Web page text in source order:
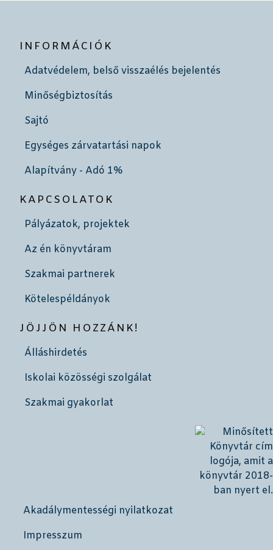
INFORMÁCIÓK
Adatvédelem, belső visszaélés bejelentés
Minőségbiztosítás
Sajtó
Egységes zárvatartási napok
Alapítvány - Adó 1%
KAPCSOLATOK
Pályázatok, projektek
Az én könyvtáram
Szakmai partnerek
Kötelespéldányok
JÖJJÖN HOZZÁNK!
Álláshirdetés
Iskolai közösségi szolgálat
Szakmai gyakorlat
Akadálymentességi nyilatkozat
Impresszum